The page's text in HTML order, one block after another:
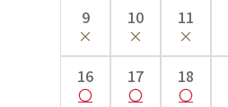
9 10 11
16 17 18